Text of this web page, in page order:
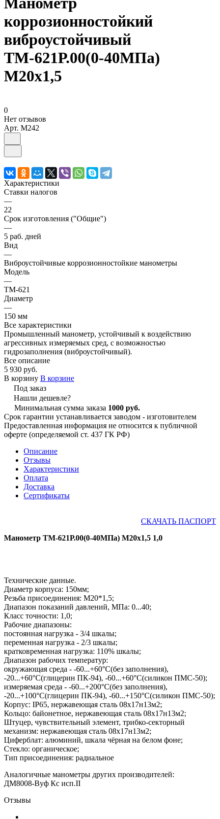
коррозионностойкий
виброустойчивый
ТМ-621Р.00(0-40МПа)
М20х1,5
0
Нет отзывов
Арт. M242
Характеристики
Ставки налогов
—
22
Срок изготовления ("Общие")
—
5 раб. дней
Вид
—
Виброустойчивые коррозионностойкие манометры
Модель
—
ТМ-621
Диаметр
—
150 мм
Все характеристики
Промышленный манометр, устойчивый к воздействию
агрессивных измеряемых сред, с возможностью
гидрозаполнения (виброустойчивый).
Все описание
5 930 руб.
В корзину В корзине
Под заказ
Нашли дешевле?
Минимальная сумма заказа 1000 руб.
Срок гарантии устанавливается заводом - изготовителем
Предоставленная информация не относится к публичной
оферте (определяемой ст. 437 ГК РФ)
Описание
Отзывы
Характеристики
Оплата
Доставка
Сертификаты
СКАЧАТЬ ПАСПОРТ
Манометр ТМ-621Р.00(0-40МПа) М20х1,5 1,0
Технические данные.
Диаметр корпуса: 150мм;
Резьба присоединения: М20*1,5;
Диапазон показаний давлений, МПа: 0...40;
Класс точности: 1,0;
Рабочие диапазоны:
постоянная нагрузка - 3/4 шкалы;
переменная нагрузка - 2/3 шкалы;
кратковременная нагрузка: 110% шкалы;
Диапазон рабочих температур:
окружающая среда - -60...+60°С(без заполнения),
-20...+60°С(глицерин ПК-94), -60...+60°С(силикон ПМС-50);
измеряемая среда - -60...+200°С(без заполнения),
-20...+100°С(глицерин ПК-94), -60...+150°С(силикон ПМС-50);
Корпус: IP65, нержавеющая сталь 08х17н13м2;
Кольцо: байонетное, нержавеющая сталь 08х17н13м2;
Штуцер, чувствительный элемент, трибко-секторный
механизм: нержавеющая сталь 08х17н13м2;
Циферблат: алюминий, шкала чёрная на белом фоне;
Стекло: органическое;
Тип присоединения: радиальное
Аналогичные манометры других производителей:
ДМ8008-Вуф Кс исп.II
Отзывы